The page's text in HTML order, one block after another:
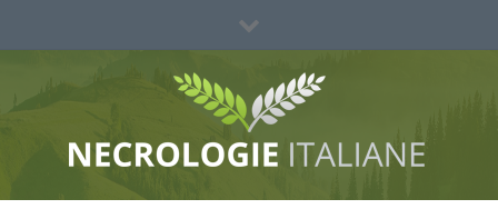
Sei un'agenzia?
Ricerca Necrologi